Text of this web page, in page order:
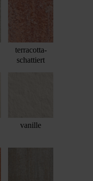
terracotta-
schattiert
vanille